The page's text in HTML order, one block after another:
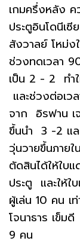
เกมครึ่งหลัง ค
ประตูอินโดนีเซี
สังวาลย์ โหม่ง
ช่วงทดเวลา
เป็น 2 - 2 ทำ
และช่วงต่อเว
จาก อิรฟาน เ
ขึ้นนำ 3 -2 แล
วุ่นวายขึ้นภาย
ตัดสินได้ให้ใ
ประตู และให้ใ
ผู้เล่น 10 คน
โจนาธาร เข็ม
9 คน